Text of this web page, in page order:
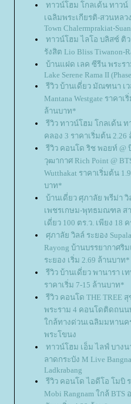
ทาวน์โฮม โกลเด้น ทาวน์
เฉลิมพระเกียรติ-สวนหลว
Town Chalermprakiat-
ทาวน์โฮม ไลโอ บลิสซ์ ติ
รังสิต Lio Bliss Tiwanon-
บ้านแฝด เลค ซีรีน พระรา
Lake Serene Rama II
รีวิว บ้านเดี่ยว มัณฑนา เ
Mantana Westgate ราคาเ
ล้านบาท*
รีวิว ทาวน์โฮม โกลเด้น ท
คลอง 3 ราคาเริ่มต้น 2.26
รีวิว คอนโด ริช พอยท์ @
วุฒากาศ Rich Point @
Wutthakat ราคาเริ่มต้น
บาท*
บ้านเดี่ยว ศุภาลัย พรีม่า วิ
เพชรเกษม-พุทธมณฑล ส
เดี่ยว 100 ตร.ว. เพียง 18
ศุภาลัย วิลล์ ระยอง
Rayong บ้านบรรยากาศริ
ระยอง เริ่ม 2.69 ล้านบาท*
รีวิว บ้านเดี่ยว พานารา เ
ราคาเริ่ม 7-15 ล้านบาท*
รีวิว คอนโด THE TREE
พระราม 4 คอนโดติดถนน
กล้ทางด่วนเฉลิมมหานค
พระโขนง
ทาวน์โฮม เอ็ม ไลฟ์ บางน
ลาดกระบัง M Live
Ladkrabang
รีวิว คอนโด ไอดีโอ โมบิ
Mobi Rangnam ใกล้ BTS